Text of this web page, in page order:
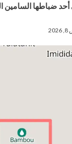
أحد ضباطها السامين